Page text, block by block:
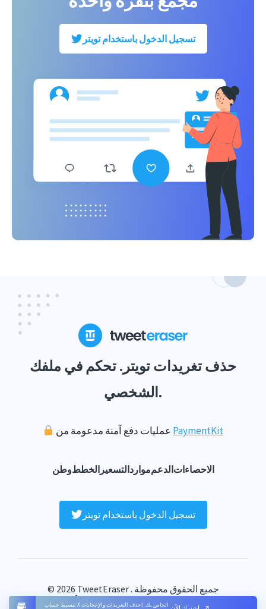
تبسيط حساب X الخاص بك. احذف التغريدات والإعجابات
تسجيل الدخول باستخدام تويتر
حذف تغريدات تويتر. تحكم في ملفك
الشخصي.
PaymentKit
وطنالخططالتسعيرمواردالدعمالاحصاءات
تسجيل الدخول باستخدام تويتر
© 2026 TweetEraser . جميع الحقوق محفوظة
الأسئلة الشائعة الشروط الخصوصية اتصل بنا